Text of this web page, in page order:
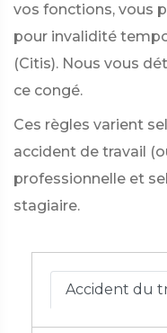
vos fonctions, vous
pour invalidité
(Citis). Nous vous
ce congé.
Ces règles varient
accident de travail
professionnelle et
stagiaire.
Accident du